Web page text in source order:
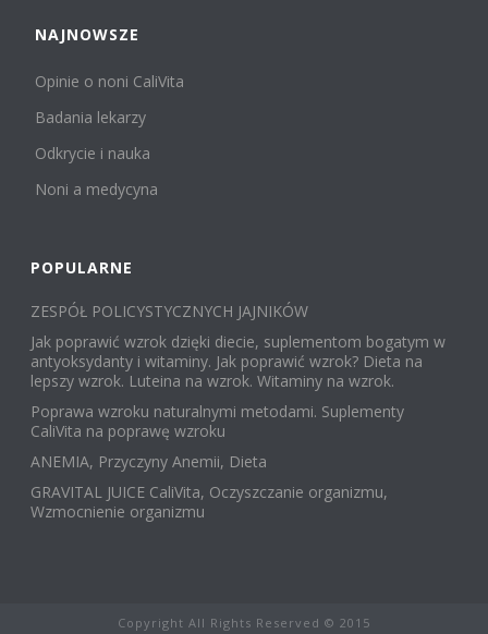
NAJNOWSZE
Opinie o noni CaliVita
Badania lekarzy
Odkrycie i nauka
Noni a medycyna
POPULARNE
ZESPÓŁ POLICYSTYCZNYCH JAJNIKÓW
Jak poprawić wzrok dzięki diecie, suplementom bogatym w
antyoksydanty i witaminy. Jak poprawić wzrok? Dieta na
lepszy wzrok. Luteina na wzrok. Witaminy na wzrok.
Poprawa wzroku naturalnymi metodami. Suplementy
CaliVita na poprawę wzroku
ANEMIA, Przyczyny Anemii, Dieta
GRAVITAL JUICE CaliVita, Oczyszczanie organizmu,
Wzmocnienie organizmu
Copyright All Rights Reserved © 2015